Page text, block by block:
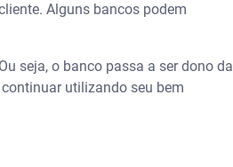
Alguns bancos podem
seja, o banco passa a ser dono da
utilizando seu bem